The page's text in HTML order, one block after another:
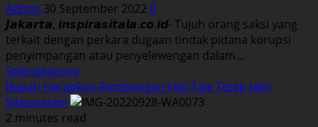
Umum
PERSAJA.
Admin 30 September 2022 0
𝙅𝙖𝙠𝙖𝙧𝙩𝙖, 𝙞𝙣𝙨𝙥𝙞𝙧𝙖𝙨𝙞𝙩𝙖𝙡𝙖.𝙘𝙤.𝙞𝙙- Tujuh orang saksi yang
terkait dengan perkara dugaan tindak pidana korupsi
penyimpangan atau penyelewengan dalam...
Selengkapnya
more
about
Tujuh
Bupati Harapkan Rombongan Haji Tala Tetap Jalin
Silaturahmi
2 minutes read